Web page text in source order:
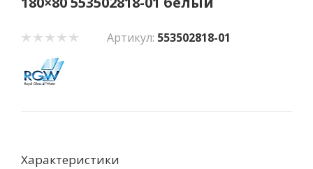
Артикул: 553502818-01
Характеристики